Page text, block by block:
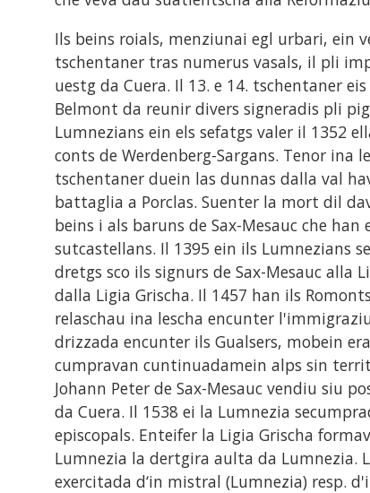
Ils beins roials, menziunai egl urbari, ein
tschentaner tras numerus vasals, il pli
uestg da Cuera. Il 13. e 14. tschentaner
Belmont da reunir divers signeradis pli
Lumnezians ein els sefatgs valer il 1352
conts de Werdenberg-Sargans. Tenor ina
tschentaner duein las dunnas dalla val
battaglia a Porclas. Suenter la mort dil
beins i als baruns de Sax-Mesauc che han
sutcastellans. Il 1395 ein ils Lumnezians
dretgs sco ils signurs de Sax-Mesauc alla
dalla Ligia Grischa. Il 1457 han ils
relaschau ina lescha encunter
drizzada encunter ils Gualsers, mobein
cumpravan cuntinuadamein alps sin
Johann Peter de Sax-Mesauc vendiu siu
da Cuera. Il 1538 ei la Lumnezia
episcopals. Enteifer la Ligia Grischa
Lumnezia la dertgira aulta da Lumnezia.
exercitada d‘in mistral (Lumnezia) resp.